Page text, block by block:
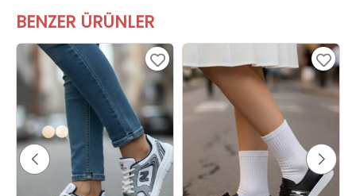
BENZER ÜRÜNLER